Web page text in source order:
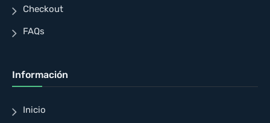
Checkout
FAQs
Información
Inicio